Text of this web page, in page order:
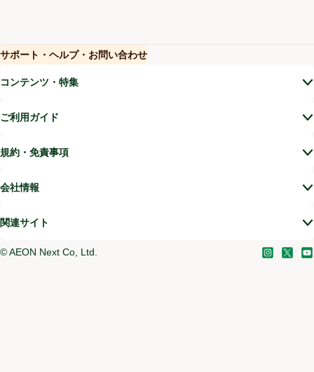
サポート・ヘルプ・お問い合わせ
(新しいウィンドウで開く)
コンテンツ・特集
ご利用ガイド
規約・免責事項
会社情報
関連サイト
©AEON Next Co, Ltd. Instagram
(新しい
X (